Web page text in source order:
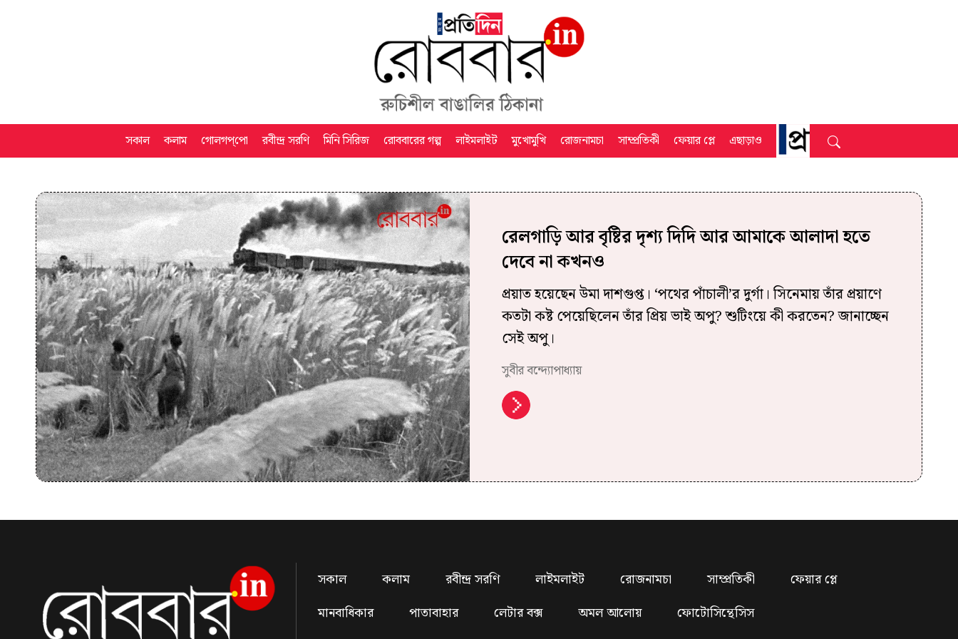
সকাল কলাম গোলগপ্‌পো রবীন্দ্র সরণি মিনি সিরিজ রোববারের গল্প লাইমলাইট মুখোমুখি রোজনামচা সাম্প্রতিকী ফেয়ার প্লে এছাড়াও
রেলগাড়ি আর বৃষ্টির দৃশ্য দিদি আর আমাকে আলাদা হতে
দেবে না কখনও
প্রয়াত হয়েছেন উমা দাশগুপ্ত। ‘পথের পাঁচালী’র দুর্গা। সিনেমায় তাঁর প্রয়াণে
কতটা কষ্ট পেয়েছিলেন তাঁর প্রিয় ভাই অপু? শুটিংয়ে কী করতেন? জানাচ্ছেন
সেই অপু।
সুবীর বন্দ্যোপাধ্যায়
সকাল কলাম রবীন্দ্র সরণি লাইমলাইট রোজনামচা সাম্প্রতিকী
ফেয়ার প্লে
মানবাধিকার
পাতাবাহার লেটার বক্স অমল আলোয়
ফোটোসিন্থেসিস